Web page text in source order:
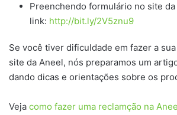
Preenchendo formulário no site
link: http://bit.ly/2V5znu9
Se você tiver dificuldade em fazer a
site da Aneel, nós preparamos um
dando dicas e orientações sobre os
Veja como fazer uma reclamção na